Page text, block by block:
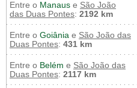
Entre o Manaus e São João
das Duas Pontes: 2192 km
Entre o Goiânia e São João das
Duas Pontes: 431 km
Entre o Belém e São João das
Duas Pontes: 2117 km